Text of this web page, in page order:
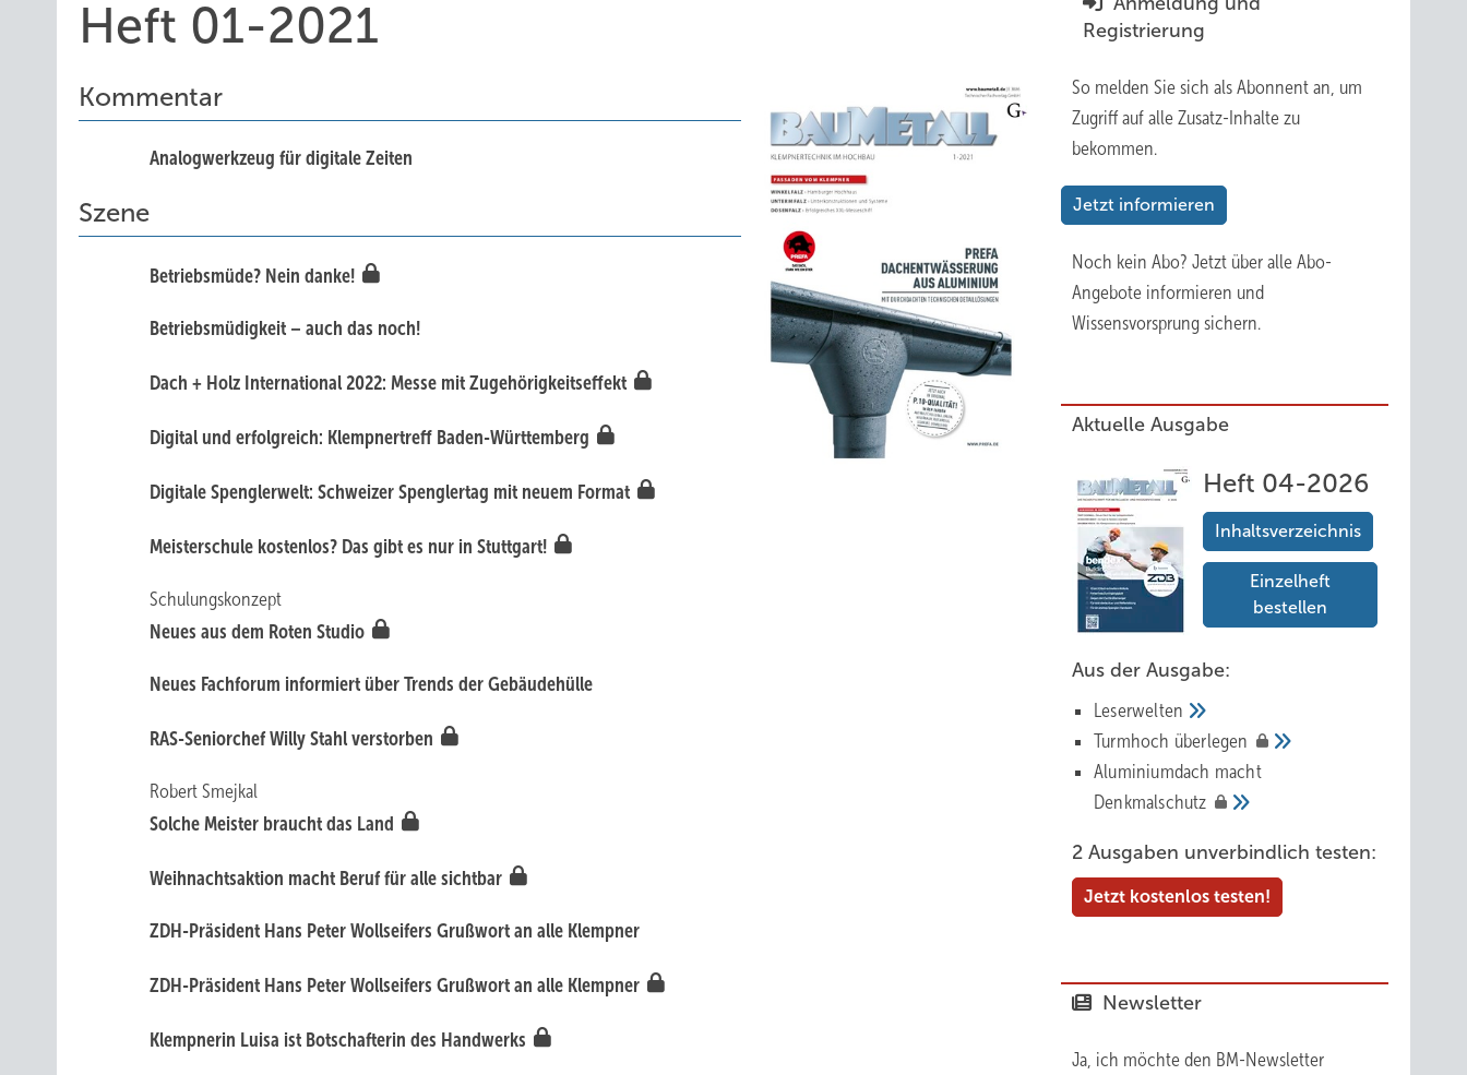
Heft 01-2021
Kommentar
Analogwerkzeug für digitale Zeiten
Szene
Betriebsmüde? Nein danke!
Betriebsmüdigkeit – auch das noch!
Dach + Holz International 2022: Messe mit Zugehörigkeitseffekt
Digital und erfolgreich: Klempnertreff Baden-Württemberg
Digitale Spenglerwelt: Schweizer Spenglertag mit neuem Format
Meisterschule kostenlos? D as gibt es nur in Stuttgart!
Schulungskonzept
Neues aus dem Roten Studio
Neues Fachforum informiert über Trends der Gebäudehülle
RAS-Seniorchef Willy Stahl verstorben
Robert Smejkal
Solche Meister braucht das Land
Weihnachtsaktion macht Beruf für alle sichtbar
ZDH-Präsident Hans Peter Wollseifers Grußwort an alle Klempner
ZDH-Präsident Hans Peter Wollseifers Grußwort an alle Klempner
Klempnerin Luisa ist Botschafterin des Handwerks
Registrierung
So melden Sie sich als Abonnent an, um
Zugriff auf alle Zusatz-Inhalte zu
bekommen.
Jetzt informieren
Noch kein Abo? Jetzt über alle Abo-
Angebote informieren und
Wissensvorsprung sichern.
Aktuelle Ausgabe
Heft 04-2026
Inhaltsverzeichnis
Einzelheft
bestellen
Aus der Ausgabe:
Leserwelten
Tur mhoch überlegen
Aluminiumdach macht
Denkmalschutz
2 Ausgaben unverbindlich testen:
Jetzt kostenlos testen!
Newsletter
Ja, ich möchte den BM-Newsletter